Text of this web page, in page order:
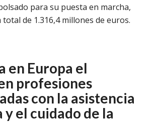
para su puesta en marcha,
de 1.316,4 millones de euros.
en Europa el
profesiones
con la asistencia
el cuidado de la